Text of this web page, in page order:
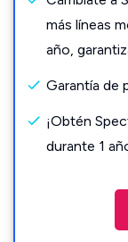
más líneas
año,
Garantía de
¡Obtén
durante 1